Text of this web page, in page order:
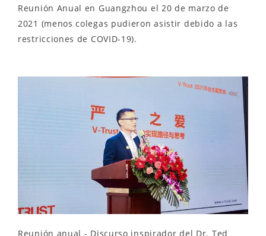
Reunión Anual en Guangzhou el 20 de marzo de
2021 (menos colegas pudieron asistir debido a las
restricciones de COVID-19).
Reunión anual - Discurso inspirador del Dr. Ted